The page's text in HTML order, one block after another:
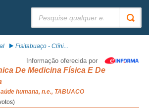
Fisitabuaço - Clíni...
Informação oferecida por
De Medicina Física E De
humana, n.e., TABUACO